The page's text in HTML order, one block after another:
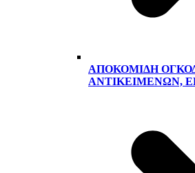
ΑΠΟΚΟΜΙΔΉ
ΑΝΤΙΚΕΙΜΈΝΩΝ,